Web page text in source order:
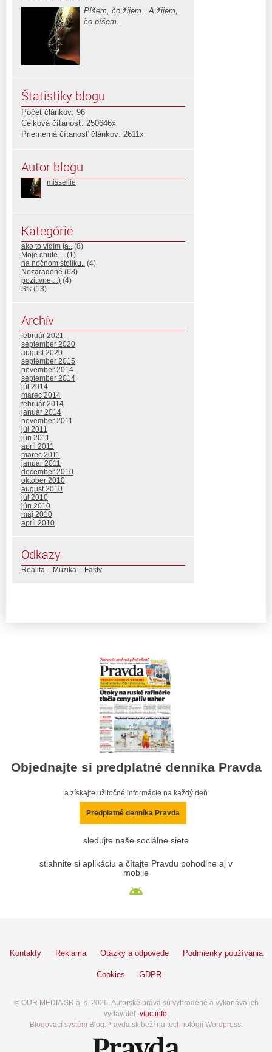
Píšem, čo žijem.. A žijem,
čo píšem..
Štatistiky blogu
Počet článkov: 96
Celková čítanosť: 250646x
Priemerná čítanosť článkov: 2611x
Autor blogu
missellie
Kategórie
ako to vidím ja..
(8)
Moje chute…
(1)
na nočnom stolíku..
(4)
Nezaradené (68)
pozitívne.. :) (4)
Stk (13)
Archív
február 2021
september 2020
august 2020
september 2015
november 2014
september 2014
júl 2014
marec 2014
február 2014
január 2014
november 2011
júl 2011
jún 2011
apríl 2011
marec 2011
január 2011
december 2010
október 2010
august 2010
júl 2010
jún 2010
máj 2010
apríl 2010
Odkazy
Realita – Muzika – Fakty
Objednajte si predplatné denníka Pravda
a získajte užitočné informácie na každý deň
Predplatné denníka Pravda
sledujte naše sociálne siete
stiahnite si aplikáciu a čítajte Pravdu pohodlne aj v
mobile
Kontakty Reklama Otázky a odpovede Podmienky používania
Cookies GDPR
© OUR MEDIA SR a. s. 2026. Autorské práva sú vyhradené a vykonáva ich
vydavateľ, viac info.
Blogovací systém Blog.Pravda.sk beží na technológií Wordpress.